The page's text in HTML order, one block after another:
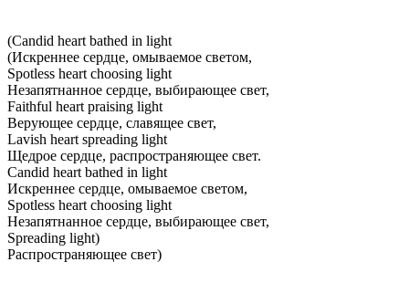
(Candid heart bathed in light
(Искреннее сердце, омываемое светом,
Spotless heart choosing light
Незапятнанное сердце, выбирающее свет,
Faithful heart praising light
Верующее сердце, славящее свет,
Lavish heart spreading light
Щедрое сердце, распространяющее свет.
Candid heart bathed in light
Искреннее сердце, омываемое светом,
Spotless heart choosing light
Незапятнанное сердце, выбирающее свет,
Spreading light)
Распространяющее свет)